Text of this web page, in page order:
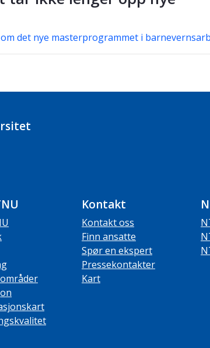
det nye masterprogrammet i
Kontakt
Kontakt oss
Finn ansatte
Spør en ekspert
Pressekontakter
Kart